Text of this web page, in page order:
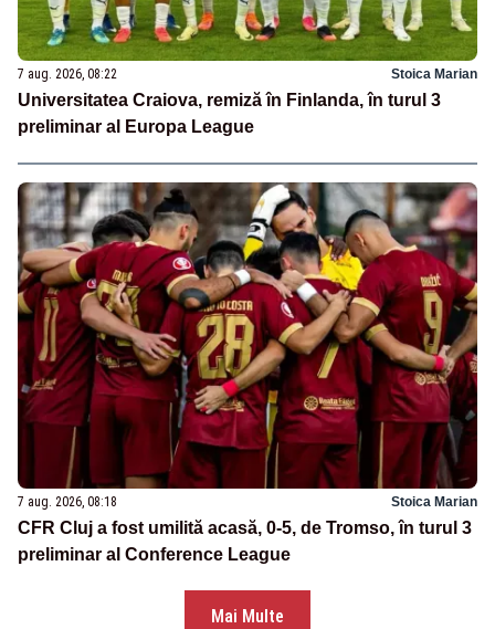
7 aug. 2026, 08:22 Stoica Marian
Universitatea Craiova, remiză în Finlanda, în turul 3
preliminar al Europa League
7 aug. 2026, 08:18 Stoica Marian
CFR Cluj a fost umilită acasă, 0-5, de Tromso, în turul 3
preliminar al Conference League
Mai Multe